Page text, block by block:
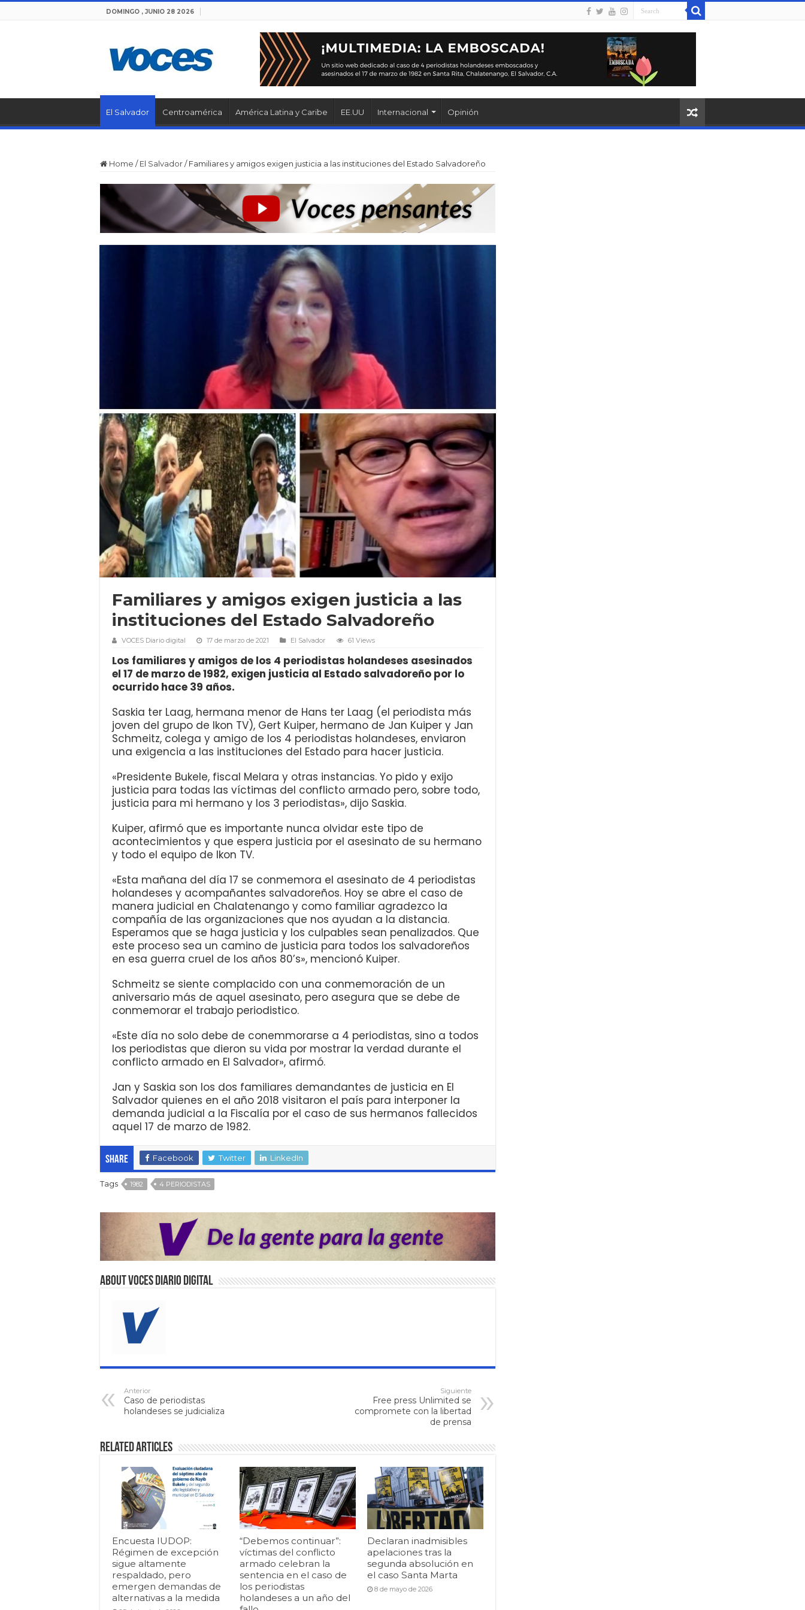
DOMINGO , JUNIO 28 2026
El Salvador Centroamérica América Latina y Caribe EE.UU Internacional Opinión
Home / El Salvador/ Familiares y amigos exigen justicia a las instituciones del Estado Salvadoreño
Familiares y amigos exigen justicia a las
instituciones del Estado Salvadoreño
VOCES Diario digital 17 de marzo de 2021 El Salvador 61 Views
Los familiares y amigos de los 4 periodistas holandeses asesinados
el 17 de marzo de 1982, exigen justicia al Estado salvadoreño por lo
ocurrido hace 39 años.
Saskia ter Laag, hermana menor de Hans ter Laag (el periodista más
joven del grupo de Ikon TV), Gert Kuiper, hermano de Jan Kuiper y Jan
Schmeitz, colega y amigo de los 4 periodistas holandeses, enviaron
una exigencia a las instituciones del Estado para hacer justicia.
«Presidente Bukele, fiscal Melara y otras instancias. Yo pido y exijo
justicia para todas las víctimas del conflicto armado pero, sobre todo,
justicia para mi hermano y los 3 periodistas», dijo Saskia.
Kuiper, afirmó que es importante nunca olvidar este tipo de
acontecimientos y que espera justicia por el asesinato de su hermano
y todo el equipo de Ikon TV.
«Esta mañana del día 17 se conmemora el asesinato de 4 periodistas
holandeses y acompañantes salvadoreños. Hoy se abre el caso de
manera judicial en Chalatenango y como familiar agradezco la
compañía de las organizaciones que nos ayudan a la distancia.
Esperamos que se haga justicia y los culpables sean penalizados. Que
este proceso sea un camino de justicia para todos los salvadoreños
en esa guerra cruel de los años 80’s», mencionó Kuiper.
Schmeitz se siente complacido con una conmemoración de un
aniversario más de aquel asesinato, pero asegura que se debe de
conmemorar el trabajo periodistico.
«Este día no solo debe de conemmorarse a 4 periodistas, sino a todos
los periodistas que dieron su vida por mostrar la verdad durante el
conflicto armado en El Salvador», afirmó.
Jan y Saskia son los dos familiares demandantes de justicia en El
Salvador quienes en el año 2018 visitaron el país para interponer la
demanda judicial a la Fiscalía por el caso de sus hermanos fallecidos
aquel 17 de marzo de 1982.
Share Facebook Twitter LinkedIn
Tags 1982 4 PERIODISTAS
About VOCES Diario digital
Anterior
Caso de periodistas
holandeses se judicializa
Siguiente
Free press Unlimited se
compromete con la libertad
de prensa
Related Articles
Encuesta IUDOP:
Régimen de excepción
sigue altamente
respaldado, pero
emergen demandas de
alternativas a la medida
“Debemos continuar”:
víctimas del conflicto
armado celebran la
sentencia en el caso de
los periodistas
holandeses a un año del
Declaran inadmisibles
apelaciones tras la
segunda absolución en
el caso Santa Marta
8 de mayo de 2026